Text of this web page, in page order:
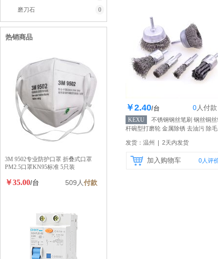
￥2.40/台 0人付款
KEXU
不锈钢钢丝笔刷 钢丝铜丝
杆碗型打磨轮 金属除锈 去油污 除毛
发货：温州 | 2天内发货
加入购物车 0人评
磨刀石
0
热销商品
3M 9502专业防护口罩 折叠式口罩
PM2.5口罩KN95标准 5只装
￥35.00/台 509人付款